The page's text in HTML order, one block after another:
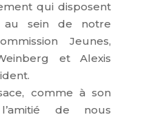
qui disposent
au sein de notre
Jeunes,
et Alexis
comme à son
de nous